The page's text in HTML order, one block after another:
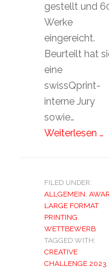
gestellt und
Werke
eingereicht.
Beurteilt hat
eine
swissQprint-
interne Jury
sowie…
Weiterlesen …
FILED UNDER:
ALLGEMEIN,
LARGE FORMAT
PRINTING,
WETTBEWERB
TAGGED WITH:
CREATIVE
CHALLENGE 2023,